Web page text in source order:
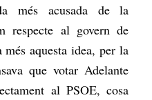
més acusada de la
respecte al govern de
més aquesta idea, per la
que votar Adelante
al PSOE, cosa